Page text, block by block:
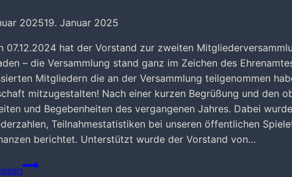
202519. Januar 2025
07.12.2024 hat der Vorstand zur zweiten
– die Versammlung stand ganz im Zeichen des
Mitgliedern die an der Versammlung teilgenommen
mitzugestalten! Nach einer kurzen Begrüßung und den
und Begebenheiten des vergangenen Jahres. Dabei
Teilnahmestatistiken bei unseren öffentlichen
berichtet. Unterstützt wurde der Vorstand von…
Mitgliederversammlung